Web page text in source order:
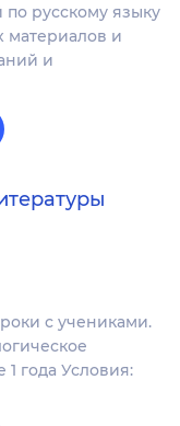
по русскому языку
материалов и
и
с учениками.
года Условия: